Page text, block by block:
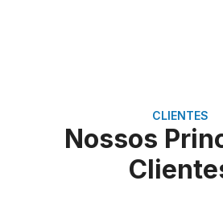
CLIENTES
Nossos